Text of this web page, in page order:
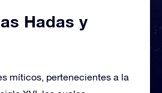
Hadas y
míticos, pertenecientes a la